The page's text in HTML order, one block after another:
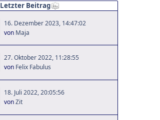
Letzter Beitrag
16. Dezember 2023, 14:47:02
von Maja
27. Oktober 2022, 11:28:55
von Felix Fabulus
18. Juli 2022, 20:05:56
vonZit